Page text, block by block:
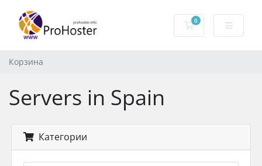
0
Корзина
Корзина
Servers in Spain
Категории